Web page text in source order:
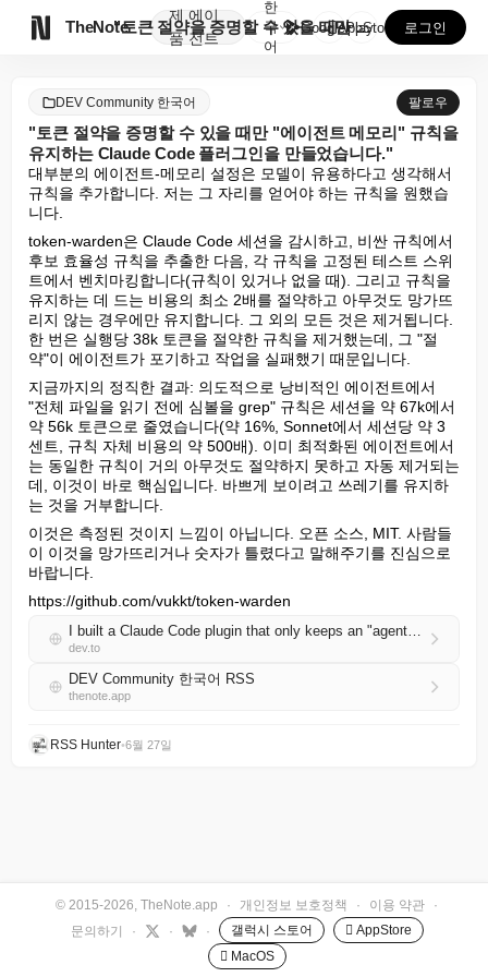
TheNote
제
품
에이
전트
"토큰 절약을 증명할 수 있을 때만 "에이전트 메모리"...
한
국
어
GooglePlay
AppStore 로그인
DEV Community 한국어 팔로우
"토큰 절약을 증명할 수 있을 때만 "에이전트 메모리" 규칙을
유지하는 Claude Code 플러그인을 만들었습니다."
대부분의 에이전트-메모리 설정은 모델이 유용하다고 생각해서
규칙을 추가합니다. 저는 그 자리를 얻어야 하는 규칙을 원했습
니다.
token-warden은 Claude Code 세션을 감시하고, 비싼 규칙에서
후보 효율성 규칙을 추출한 다음, 각 규칙을 고정된 테스트 스위
트에서 벤치마킹합니다(규칙이 있거나 없을 때). 그리고 규칙을
유지하는 데 드는 비용의 최소 2배를 절약하고 아무것도 망가뜨
리지 않는 경우에만 유지합니다. 그 외의 모든 것은 제거됩니다.
한 번은 실행당 38k 토큰을 절약한 규칙을 제거했는데, 그 "절
약"이 에이전트가 포기하고 작업을 실패했기 때문입니다.
지금까지의 정직한 결과: 의도적으로 낭비적인 에이전트에서
"전체 파일을 읽기 전에 심볼을 grep" 규칙은 세션을 약 67k에서
약 56k 토큰으로 줄였습니다(약 16%, Sonnet에서 세션당 약 3
센트, 규칙 자체 비용의 약 500배). 이미 최적화된 에이전트에서
는 동일한 규칙이 거의 아무것도 절약하지 못하고 자동 제거되는
데, 이것이 바로 핵심입니다. 바쁘게 보이려고 쓰레기를 유지하
는 것을 거부합니다.
이것은 측정된 것이지 느낌이 아닙니다. 오픈 소스, MIT. 사람들
이 이것을 망가뜨리거나 숫자가 틀렸다고 말해주기를 진심으로
바랍니다.
https://github.com/vukkt/token-warden
I built a Claude Code plugin that only keeps an "agent memory" rule if it can prove it saves tokens
dev.to
DEV Community 한국어 RSS
thenote.app
RSS Hunter•6월 27일
© 2015-2026, TheNote.app · 개인정보 보호정책 · 이용 약관
·
문의하기
· · · 갤럭시 스토어
 AppStore
 MacOS